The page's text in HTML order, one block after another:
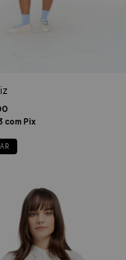
com Pix